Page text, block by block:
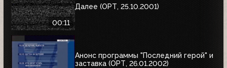
00:11
Далее (ОРТ, 25.10.2001)
Анонс программы "Последний герой" и
заставка (ОРТ, 26.01.2002)